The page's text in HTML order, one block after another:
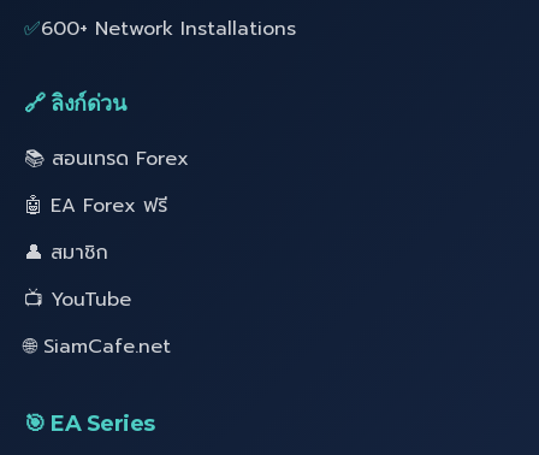
✅600+ Network Installations
🔗 ลิงก์ด่วน
📚 สอนเทรด Forex
🤖 EA Forex ฟรี
👤 สมาชิก
📺 YouTube
🌐 SiamCafe.net
🎯 EA Series